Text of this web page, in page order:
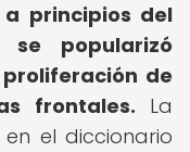
a principios del
popularizó
de
frontales. La
el diccionario